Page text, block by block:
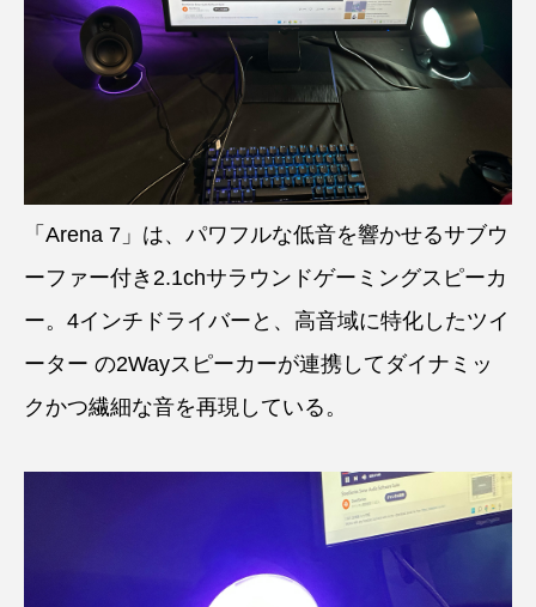
「Arena 7」は、パワフルな低音を響かせるサブウ
ーファー付き2.1chサラウンドゲーミングスピーカ
ー。4インチドライバーと、高音域に特化したツイ
ーター の2Wayスピーカーが連携してダイナミッ
クかつ繊細な音を再現している。